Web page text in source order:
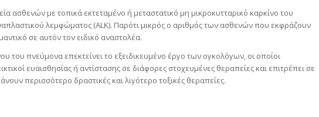
ασθενών με τοπικά εκτεταμένο ή μεταστατικό μη μικροκυτταρικό καρκίνο του
λεμφώματος (ALK). Παρότι μικρός ο αριθμός των ασθενών που εκφράζουν
σε αυτόν τον ειδικό αναστολέα.
του πνεύμονα επεκτείνει το εξειδικευμένο έργο των ογκολόγων, οι οποίοι
ευαισθησίας ή αντίστασης σε διάφορες στοχευμένες θεραπείες και επιτρέπει σε
περισσότερο δραστικές και λιγότερο τοξικές θεραπείες.